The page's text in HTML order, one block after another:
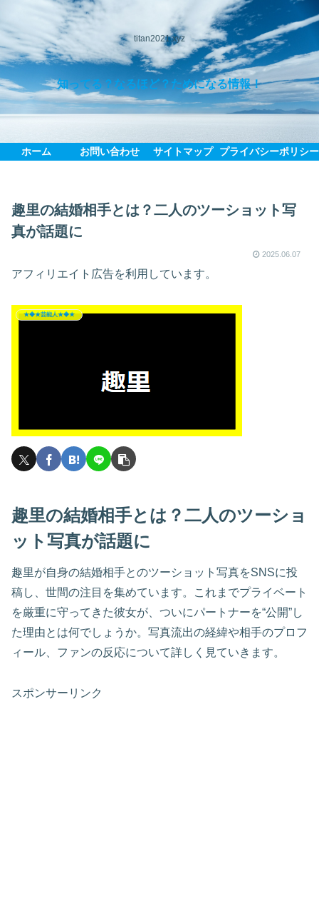
titan2021.xyz
知ってる？なるほど？ためになる情報！
ホーム お問い合わせ サイトマップ プライバシーポリシー
趣里の結婚相手とは？二人のツーショット写
真が話題に
2025.06.07
アフィリエイト広告を利用しています。
★◆★芸能人★◆★
趣里の結婚相手とは？二人のツーショ
ット写真が話題に
趣里が自身の結婚相手とのツーショット写真をSNSに投
稿し、世間の注目を集めています。これまでプライベート
を厳重に守ってきた彼女が、ついにパートナーを“公開”し
た理由とは何でしょうか。写真流出の経緯や相手のプロフ
ィール、ファンの反応について詳しく見ていきます。
スポンサーリンク